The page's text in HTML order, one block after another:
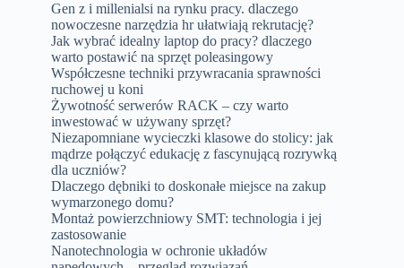
Gen z i millenialsi na rynku pracy. dlaczego
nowoczesne narzędzia hr ułatwiają rekrutację?
Jak wybrać idealny laptop do pracy? dlaczego
warto postawić na sprzęt poleasingowy
Współczesne techniki przywracania sprawności
ruchowej u koni
Żywotność serwerów RACK – czy warto
inwestować w używany sprzęt?
Niezapomniane wycieczki klasowe do stolicy: jak
mądrze połączyć edukację z fascynującą rozrywką
dla uczniów?
Dlaczego dębniki to doskonałe miejsce na zakup
wymarzonego domu?
Montaż powierzchniowy SMT: technologia i jej
zastosowanie
Nanotechnologia w ochronie układów